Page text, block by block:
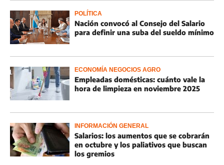
POLÍTICA
Nación convocó al Consejo del Salario
para definir una suba del sueldo mínimo
ECONOMÍA NEGOCIOS AGRO
Empleadas domésticas: cuánto vale la
hora de limpieza en noviembre 2025
INFORMACIÓN GENERAL
Salarios: los aumentos que se cobrarán
en octubre y los paliativos que buscan
los gremios